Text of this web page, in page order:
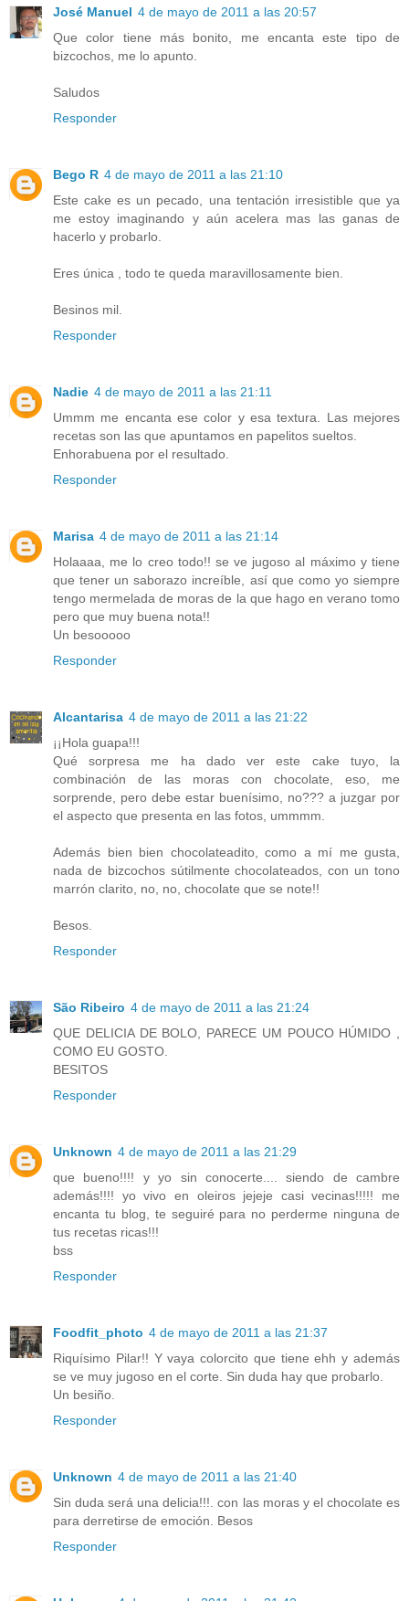
José Manuel 4 de mayo de 2011 a las 20:57
Que color tiene más bonito, me encanta este tipo de
bizcochos, me lo apunto.
Saludos
Responder
Bego R 4 de mayo de 2011 a las 21:10
Este cake es un pecado, una tentación irresistible que ya
me estoy imaginando y aún acelera mas las ganas de
hacerlo y probarlo.
Eres única , todo te queda maravillosamente bien.
Besinos mil.
Responder
Nadie 4 de mayo de 2011 a las 21:11
Ummm me encanta ese color y esa textura. Las mejores
recetas son las que apuntamos en papelitos sueltos.
Enhorabuena por el resultado.
Responder
Marisa 4 de mayo de 2011 a las 21:14
Holaaaa, me lo creo todo!! se ve jugoso al máximo y tiene
que tener un saborazo increíble, así que como yo siempre
tengo mermelada de moras de la que hago en verano tomo
pero que muy buena nota!!
Un besooooo
Responder
Alcantarisa 4 de mayo de 2011 a las 21:22
¡¡Hola guapa!!!
Qué sorpresa me ha dado ver este cake tuyo, la
combinación de las moras con chocolate, eso, me
sorprende, pero debe estar buenísimo, no??? a juzgar por
el aspecto que presenta en las fotos, ummmm.
Además bien bien chocolateadito, como a mí me gusta,
nada de bizcochos sútilmente chocolateados, con un tono
marrón clarito, no, no, chocolate que se note!!
Besos.
Responder
São Ribeiro 4 de mayo de 2011 a las 21:24
QUE DELICIA DE BOLO, PARECE UM POUCO HÚMIDO ,
COMO EU GOSTO.
BESITOS
Responder
Unknown 4 de mayo de 2011 a las 21:29
que bueno!!!! y yo sin conocerte.... siendo de cambre
además!!!! yo vivo en oleiros jejeje casi vecinas!!!!! me
encanta tu blog, te seguiré para no perderme ninguna de
tus recetas ricas!!!
bss
Responder
Foodfit_photo 4 de mayo de 2011 a las 21:37
Riquísimo Pilar!! Y vaya colorcito que tiene ehh y además
se ve muy jugoso en el corte. Sin duda hay que probarlo.
Un besiño.
Responder
Unknown 4 de mayo de 2011 a las 21:40
Sin duda será una delicia!!!. con las moras y el chocolate es
para derretirse de emoción. Besos
Responder